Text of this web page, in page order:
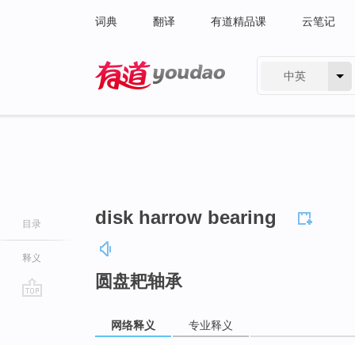
词典 翻译 有道精品课 云笔记
中英
目录
释义
disk harrow bearing
圆盘耙轴承
网络释义 专业释义